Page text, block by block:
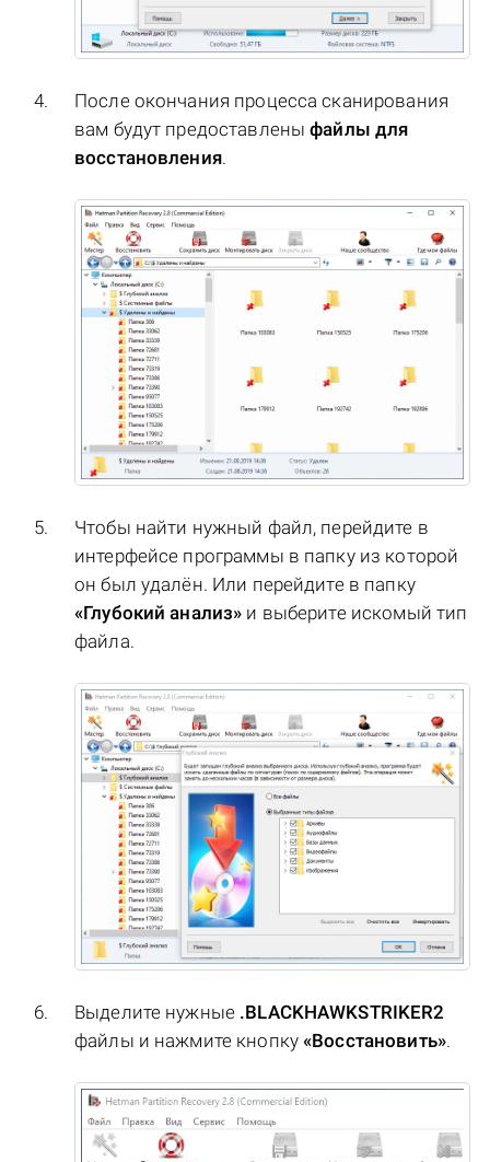
После окончания процесса сканирования
вам будут предоставленыфайлы для
восстановления.
Чтобы найти нужный файл, перейдите в
интерфейсе программы в папку из которой
он был удалён. Или перейдите в папку
«Глубокий анализ» и выберите искомый тип
файла.
Выделите нужные .BLACKHAWKSTRIKER2
файлы и нажмите кнопку«Восстановить».